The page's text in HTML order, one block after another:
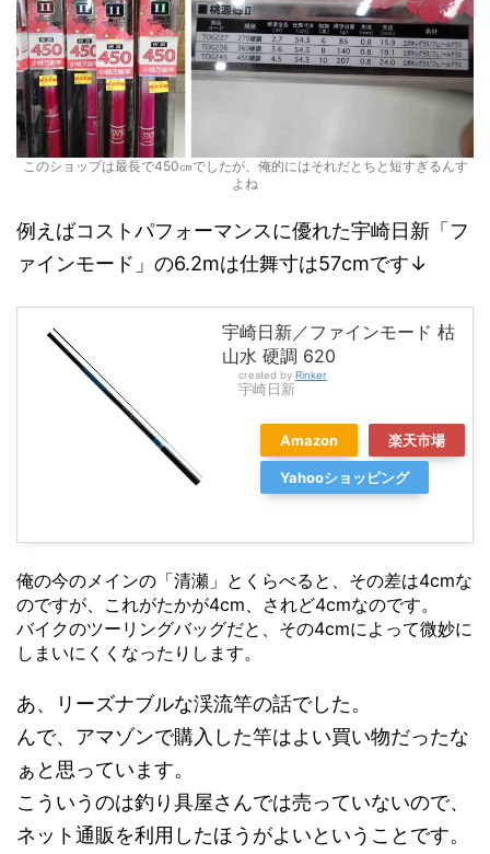
このショップは最長で450㎝でしたが、俺的にはそれだとちと短すぎるんす
よね
例えばコストパフォーマンスに優れた宇崎日新「フ
ァインモード」の6.2mは仕舞寸は57cmです↓
宇崎日新／ファインモード 枯
山水 硬調 620
created by Rinker
宇崎日新
Amazon 楽天市場
Yahooショッピング
俺の今のメインの「清瀬」とくらべると、その差は4cmな
のですが、これがたかが4cm、されど4cmなのです。
バイクのツーリングバッグだと、その4cmによって微妙に
しまいにくくなったりします。
あ、リーズナブルな渓流竿の話でした。
んで、アマゾンで購入した竿はよい買い物だったな
ぁと思っています。
こういうのは釣り具屋さんでは売っていないので、
ネット通販を利用したほうがよいということです。